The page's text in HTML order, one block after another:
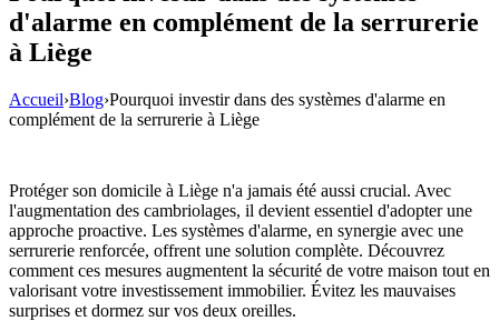
d'alarme en complément de la serrurerie
à Liège
Accueil›Blog›Pourquoi investir dans des systèmes d'alarme en
complément de la serrurerie à Liège
Protéger son domicile à Liège n'a jamais été aussi crucial. Avec
l'augmentation des cambriolages, il devient essentiel d'adopter une
approche proactive. Les systèmes d'alarme, en synergie avec une
serrurerie renforcée, offrent une solution complète. Découvrez
comment ces mesures augmentent la sécurité de votre maison tout en
valorisant votre investissement immobilier. Évitez les mauvaises
surprises et dormez sur vos deux oreilles.